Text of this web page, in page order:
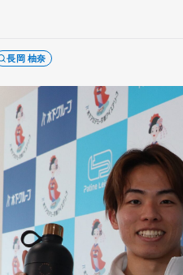
長岡 柚奈